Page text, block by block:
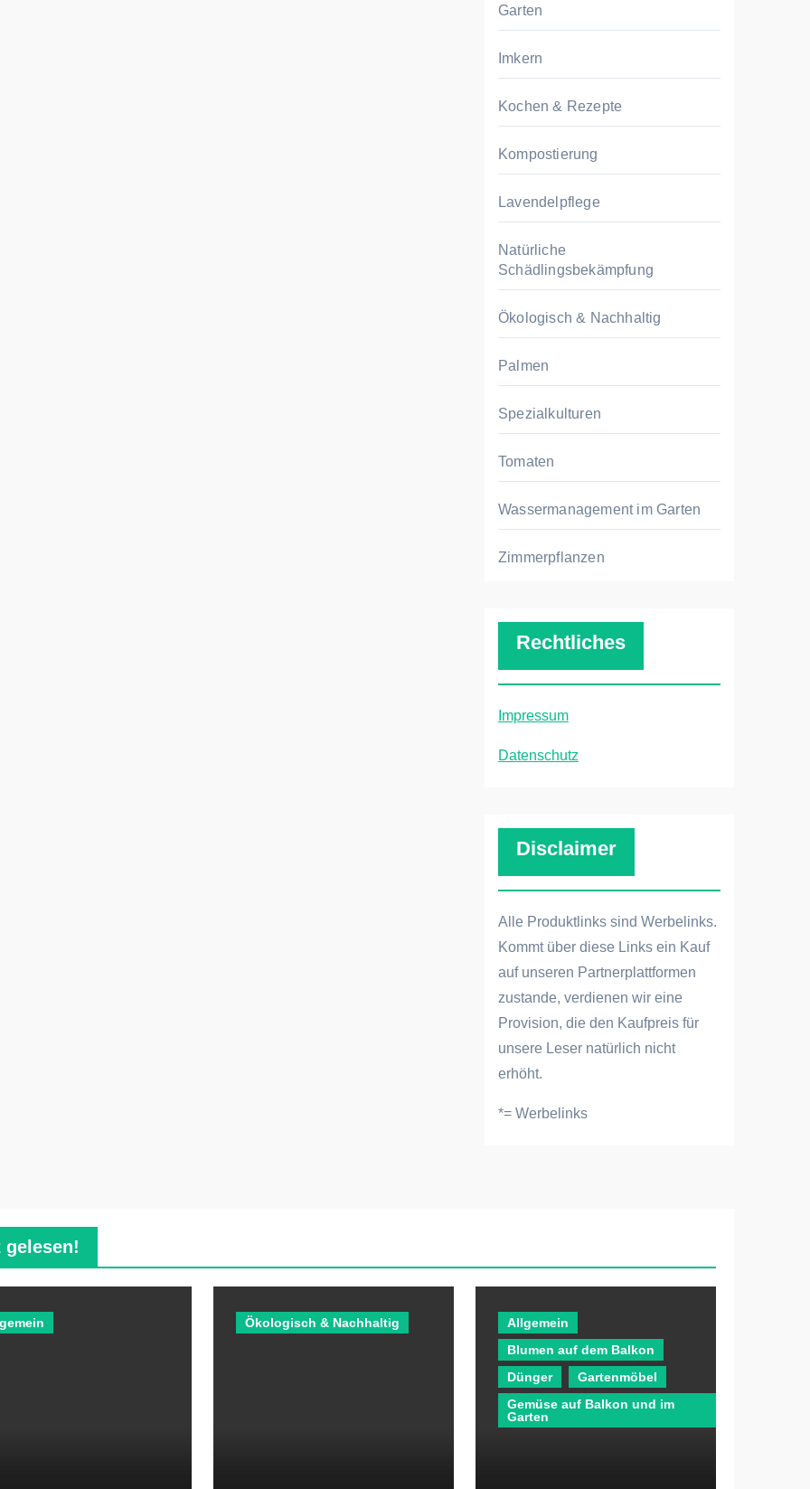
Garten
Imkern
Kochen & Rezepte
Kompostierung
Lavendelpflege
Natürliche
Schädlingsbekämpfung
Ökologisch & Nachhaltig
Palmen
Spezialkulturen
Tomaten
Wassermanagement im Garten
Zimmerpflanzen
Rechtliches
Impressum
Datenschutz
Disclaimer
Alle Produktlinks sind Werbelinks.
Kommt über diese Links ein Kauf
auf unseren Partnerplattformen
zustande, verdienen wir eine
Provision, die den Kaufpreis für
unsere Leser natürlich nicht
erhöht.
*= Werbelinks
Ökologisch & Nachhaltig
Allgemein
Blumen auf dem Balkon
Dünger
Gartenmöbel
Gemüse auf Balkon und im
Garten